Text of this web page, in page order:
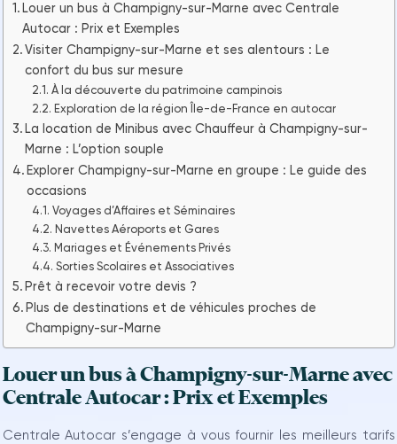
Louer un bus à Champigny-sur-Marne avec Centrale
Autocar : Prix et Exemples
Visiter Champigny-sur-Marne et ses alentours : Le
confort du bus sur mesure
À la découverte du patrimoine campinois
Exploration de la région Île-de-France en autocar
La location de Minibus avec Chauffeur à Champigny-sur-
Marne : L’option souple
Explorer Champigny-sur-Marne en groupe : Le guide des
occasions
Voyages d’Affaires et Séminaires
Navettes Aéroports et Gares
Mariages et Événements Privés
Sorties Scolaires et Associatives
Prêt à recevoir votre devis ?
Plus de destinations et de véhicules proches de
Champigny-sur-Marne
Louer un bus à Champigny-sur-Marne avec
Centrale Autocar : Prix et Exemples
Centrale Autocar s’engage à vous fournir les meilleurs tarifs